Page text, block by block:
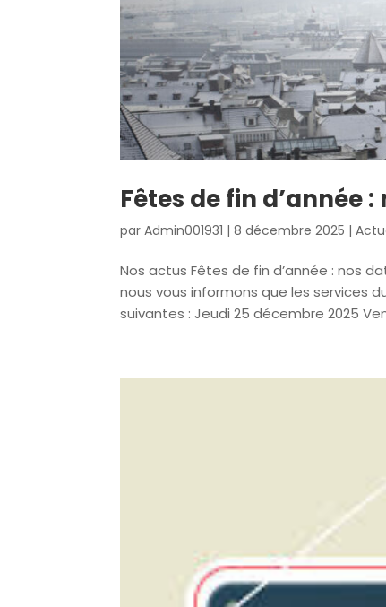
Fêtes de fin d’année
parAdmin001931 |8 décembre 2025 |
Nos actus Fêtes de fin d’année : nos
nous vous informons que les services
suivantes : Jeudi 25 décembre 2025